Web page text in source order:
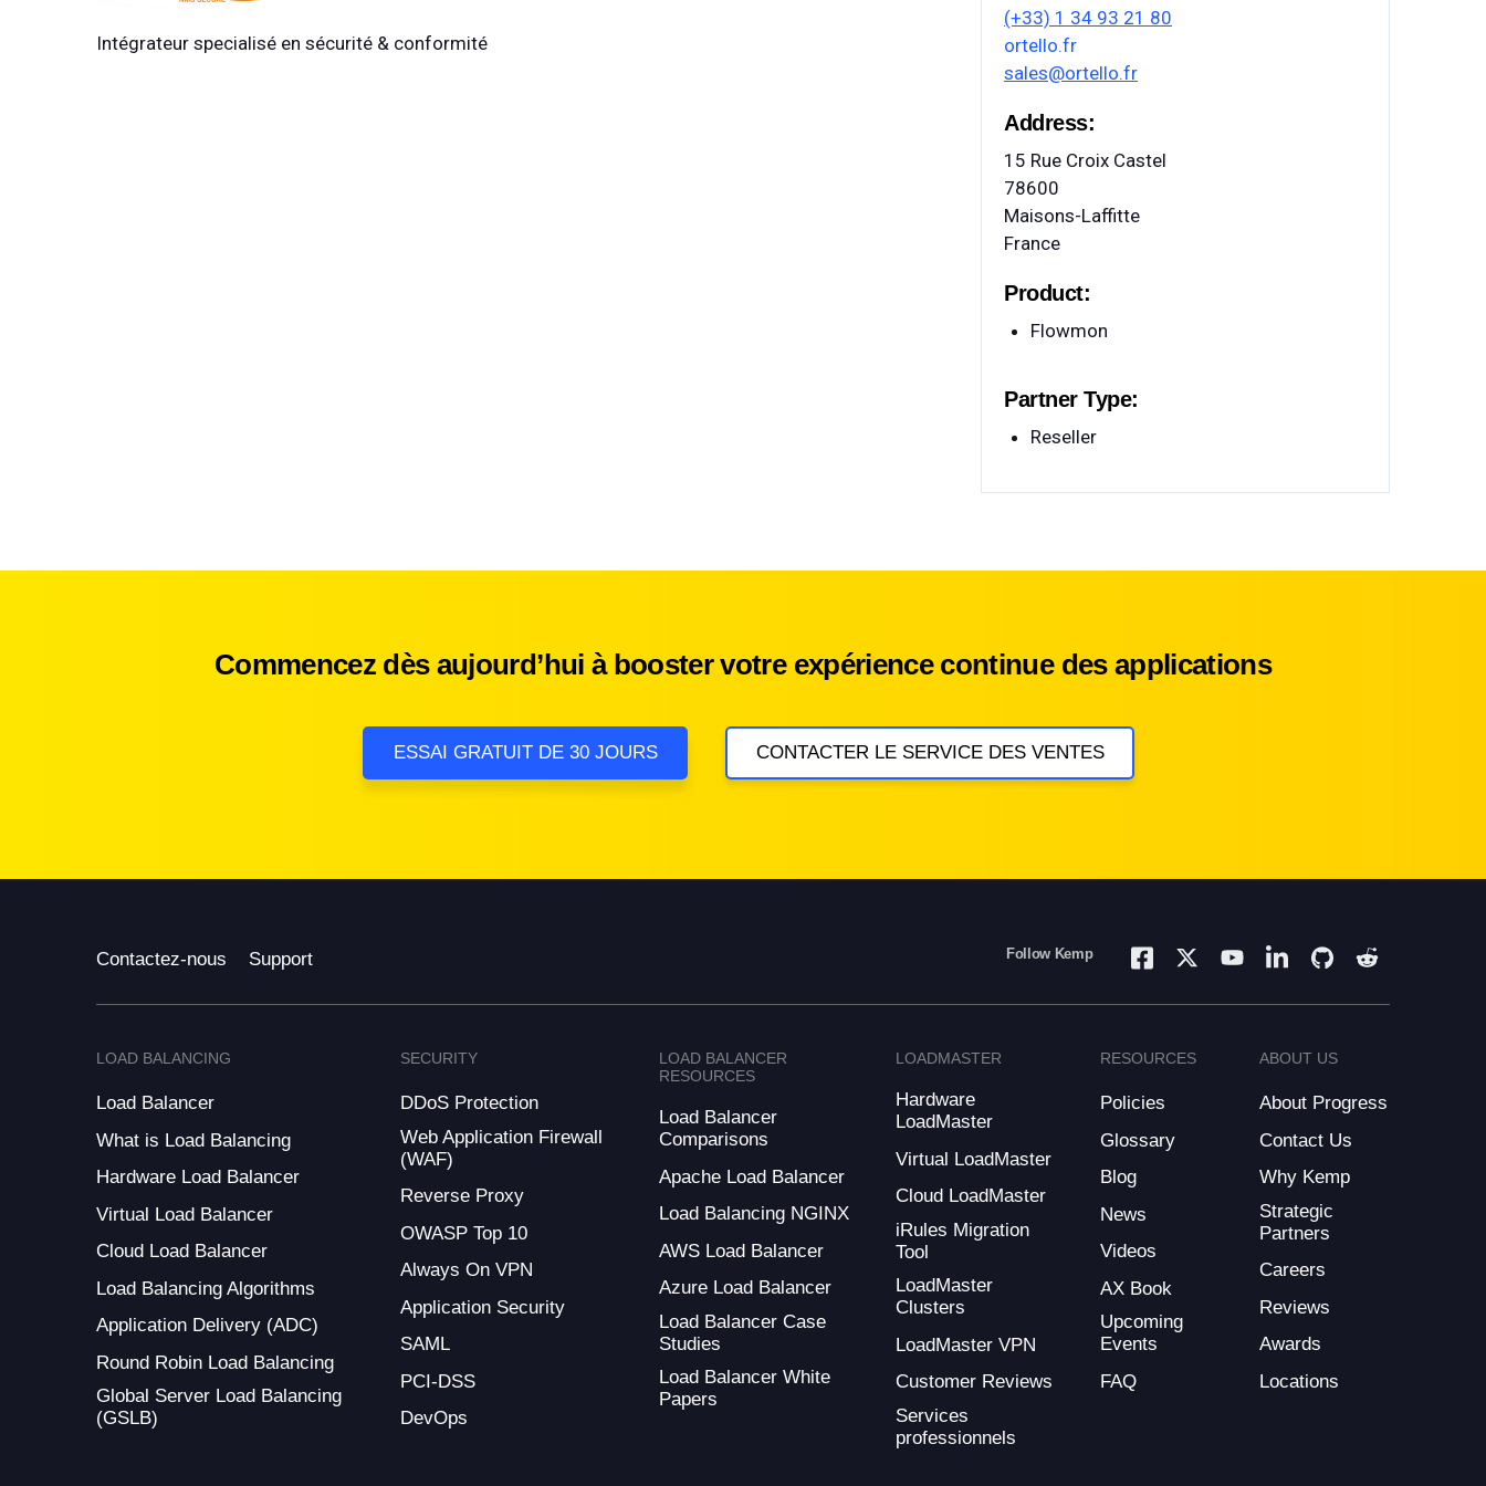
Intégrateur specialisé en sécurité & conformité
(+33) 1 34 93 21 80
ortello.fr
sales@ortello.fr
Address:
15 Rue Croix Castel
78600
Maisons-Laffitte
France
Product:
Flowmon
Partner Type:
Reseller
Commencez dès aujourd’hui à booster votre expérience continue des applications
ESSAI GRATUIT DE 30 JOURS CONTACTER LE SERVICE DES VENTES
Contactez-nous Support Follow Kemp
LOAD BALANCING
Load Balancer
What is Load Balancing
Hardware Load Balancer
Virtual Load Balancer
Cloud Load Balancer
Load Balancing Algorithms
Application Delivery (ADC)
Round Robin Load Balancing
Global Server Load Balancing
(GSLB)
SECURITY
DDoS Protection
Web Application Firewall
(WAF)
Reverse Proxy
OWASP Top 10
Always On VPN
Application Security
SAML
PCI-DSS
DevOps
LOAD BALANCER
RESOURCES
Load Balancer
Comparisons
Apache Load Balancer
Load Balancing NGINX
AWS Load Balancer
Azure Load Balancer
Load Balancer Case
Studies
Load Balancer White
Papers
LOADMASTER
Hardware
LoadMaster
Virtual LoadMaster
Cloud LoadMaster
iRules Migration
Tool
LoadMaster
Clusters
LoadMaster VPN
Customer Reviews
Services
professionnels
RESOURCES
Policies
Glossary
Blog
News
Videos
AX Book
Upcoming
Events
FAQ
ABOUT US
About Progress
Contact Us
Why Kemp
Strategic
Partners
Careers
Reviews
Awards
Locations